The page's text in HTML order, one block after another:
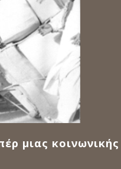
μιας